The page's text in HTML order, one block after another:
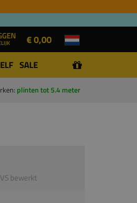
€ 0,00
SALE
plinten tot 5.4 meter
bewerkt